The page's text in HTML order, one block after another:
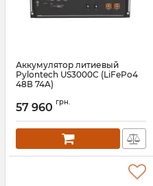
Аккумулятор литиевый
Pylontech US3000С (LiFePo4
48В 74A)
57 960 грн.